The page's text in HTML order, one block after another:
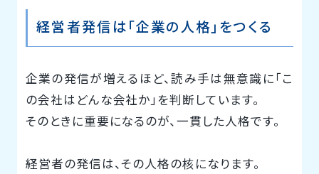
経営者発信は「企業の人格」をつくる
企業の発信が増えるほど、読み手は無意識に「こ
の会社はどんな会社か」を判断しています。
そのときに重要になるのが、一貫した人格です。
経営者の発信は、その人格の核になります。